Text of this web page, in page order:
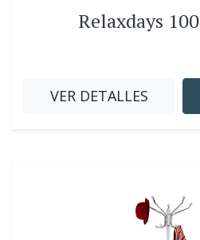
Relaxdays
VER DETALLES